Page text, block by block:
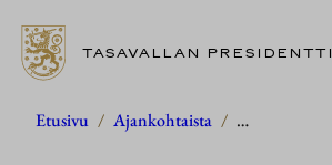
Siirry
TASAVALLAN PRESIDENTTI
Etusivu / Ajankohtaista / …